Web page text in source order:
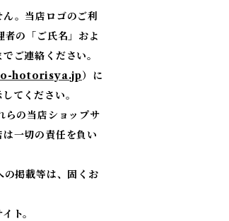
。当店ロゴのご利
の「ご氏名」およ
ご連絡ください。
hotorisya.jp）に
てください。
らの当店ショップサ
一切の責任を負い
の掲載等は、固くお
ト。